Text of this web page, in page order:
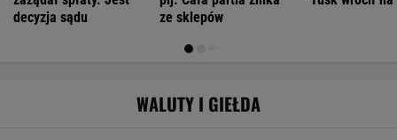
decyzja sądu
ze sklepów
WALUTY I GIEŁDA